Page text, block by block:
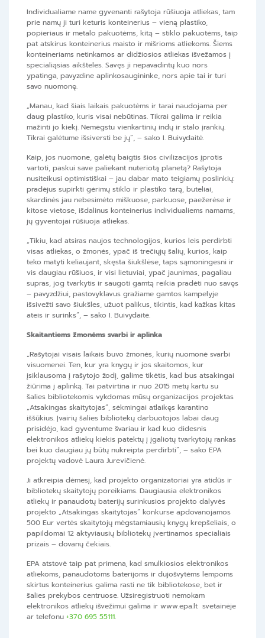
Individualiame name gyvenanti rašytoja rūšiuoja atliekas, tam
prie namų ji turi keturis konteinerius – vieną plastiko,
popieriaus ir metalo pakuotėms, kitą – stiklo pakuotėms, taip
pat atskirus konteinerius maisto ir mišrioms atliekoms. Šiems
konteineriams netinkamos ar didžiosios atliekas išvežamos į
specialiąsias aikšteles. Savęs ji nepavadintų kuo nors
ypatinga, pavyzdine aplinkosaugininke, nors apie tai ir turi
savo nuomonę.
„Manau, kad šiais laikais pakuotėms ir tarai naudojama per
daug plastiko, kuris visai nebūtinas. Tikrai galima ir reikia
mažinti jo kiekį. Nemėgstu vienkartinių indų ir stalo įrankių.
Tikrai galėtume išsiversti be jų“, – sako I. Buivydaitė.
Kaip, jos nuomone, galėtų baigtis šios civilizacijos įprotis
vartoti, paskui save paliekant nuteriotą planetą? Rašytoja
nusiteikusi optimistiškai – jau dabar mato teigiamų poslinkių:
pradėjus supirkti gėrimų stiklo ir plastiko tarą, buteliai,
skardinės jau nebesimėto miškuose, parkuose, paežerėse ir
kitose vietose, išdalinus konteinerius individualiems namams,
jų gyventojai rūšiuoja atliekas.
„Tikiu, kad atsiras naujos technologijos, kurios leis perdirbti
visas atliekas, o žmonės, ypač iš trečiųjų šalių, kurios, kaip
teko matyti keliaujant, skęsta šiukšlėse, taps sąmoningesni ir
vis daugiau rūšiuos, ir visi lietuviai, ypač jaunimas, pagaliau
supras, jog tvarkytis ir saugoti gamtą reikia pradėti nuo savęs
– pavyzdžiui, pastovyklavus gražiame gamtos kampelyje
išsivežti savo šiukšles, užuot palikus, tikintis, kad kažkas kitas
ateis ir surinks“, – sako I. Buivydaitė.
Skaitantiems žmonėms svarbi ir aplinka
„Rašytojai visais laikais buvo žmonės, kurių nuomonė svarbi
visuomenei. Ten, kur yra knygų ir jos skaitomos, kur
įsiklausoma į rašytojo žodį, galime tikėtis, kad bus atsakingai
žiūrima į aplinką. Tai patvirtina ir nuo 2015 metų kartu su
šalies bibliotekomis vykdomas mūsų organizacijos projektas
„Atsakingas skaitytojas“, sėkmingai atlaikęs karantino
iššūkius. Įvairių šalies bibliotekų darbuotojos labai daug
prisidėjo, kad gyventume švariau ir kad kuo didesnis
elektronikos atliekų kiekis patektų į įgaliotų tvarkytojų rankas
bei kuo daugiau jų būtų nukreipta perdirbti“, – sako EPA
projektų vadovė Laura Jurevičienė.
Ji atkreipia dėmesį, kad projekto organizatoriai yra atidūs ir
bibliotekų skaitytojų poreikiams. Daugiausia elektronikos
atliekų ir panaudotų baterijų surinkusios projekto dalyvės
projekto „Atsakingas skaitytojas“ konkurse apdovanojamos
500 Eur vertės skaitytojų mėgstamiausių knygų krepšeliais, o
papildomai 12 aktyviausių bibliotekų įvertinamos specialiais
prizais – dovanų čekiais.
EPA atstovė taip pat primena, kad smulkiosios elektronikos
atliekoms, panaudotoms baterijoms ir dujošvytėms lempoms
skirtus konteinerius galima rasti ne tik bibliotekose, bet ir
šalies prekybos centruose. Užsiregistruoti nemokam
elektronikos atliekų išvežimui galima ir www.epa.lt svetainėje
ar telefonu +370 695 55111.